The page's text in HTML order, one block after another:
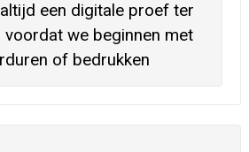
een digitale proef ter
voordat we beginnen met
of bedrukken